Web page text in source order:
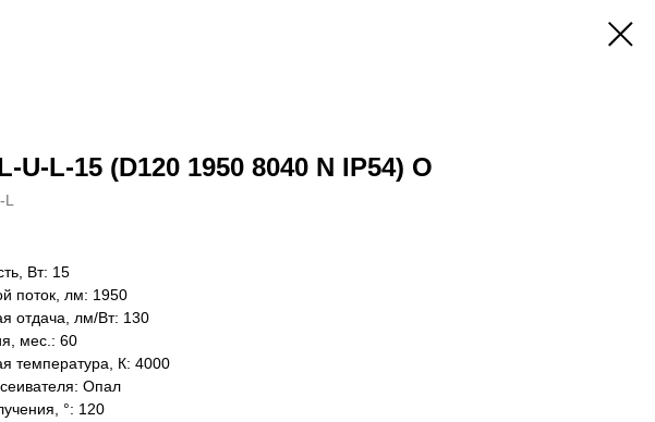
U-L-15 (D120 1950 8040 N IP54) O
Вт: 15
поток, лм: 1950
отдача, лм/Вт: 130
мес.: 60
температура, К: 4000
Опал
°: 120